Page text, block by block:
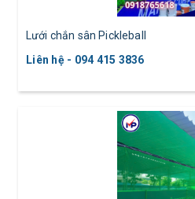
Lưới chắn sân Pickleball
Liên hệ - 094 415 3836